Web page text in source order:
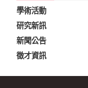
學術活動
研究新訊
新聞公告
徵才資訊